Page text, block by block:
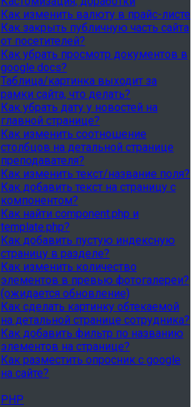
Как изменить валюту в прайс-листе
Как закрыть публичную часть сайта
от посетителей?
Как убрать просмотр документов в
google.docs?
Таблица/картинка выходит за
рамки сайта, что делать?
Как убрать дату у новостей на
главной странице?
Как изменить соотношение
столбцов на детальной странице
преподавателя?
Как изменить текст/название поля?
Как добавить текст на страницу с
компонентом?
Как найти component.php и
template.php?
Как добавить пустую индексную
страницу в разделе?
Как изменить количество
элементов в превью фотогалереи?
(ожидается обновление)
Как сделать картинку обтекаемой
на детальной странице сотрудника?
Как добавить фильтр по названию
элементов на странице?
Как разместить опросник с google
на сайте?
PHP